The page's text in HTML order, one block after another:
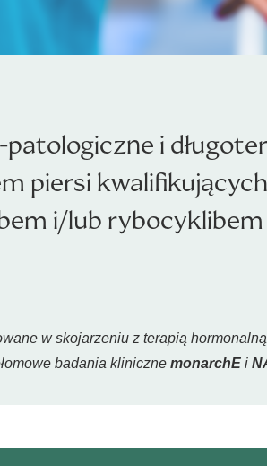
i
piersi
i/lub rybocyklibem
w skojarzeniu z terapią
badania kliniczne monarchEi